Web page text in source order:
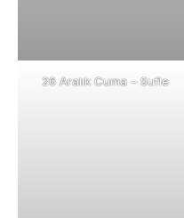
26 Aralık Cuma – Sufle